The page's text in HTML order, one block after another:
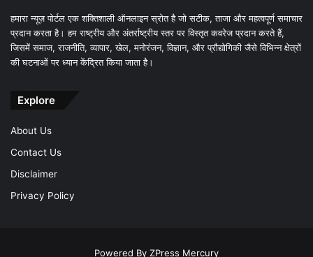
हमारा न्यूज़ पोर्टल एक शक्तिशाली ऑनलाइन स्रोत है जो सटीक, ताजा और महत्वपूर्ण समाचार
प्रदान करता है। हम राष्ट्रीय और अंतर्राष्ट्रीय स्तर पर विस्तृत कवरेज प्रदान करते हैं,
जिसमें समाज, राजनीति, व्यापार, खेल, मनोरंजन, विज्ञान, और प्रौद्योगिकी जैसे विभिन्न क्षेत्रों
की घटनाओं पर ध्यान केंद्रित किया जाता है।
Explore
About Us
Contact Us
Disclaimer
Privacy Policy
Powered By ZPress Mercury